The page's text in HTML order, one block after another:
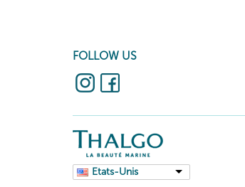
FOLLOW US
Etats-Unis